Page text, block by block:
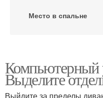
Место в спальне
Компьютерный
Выделите